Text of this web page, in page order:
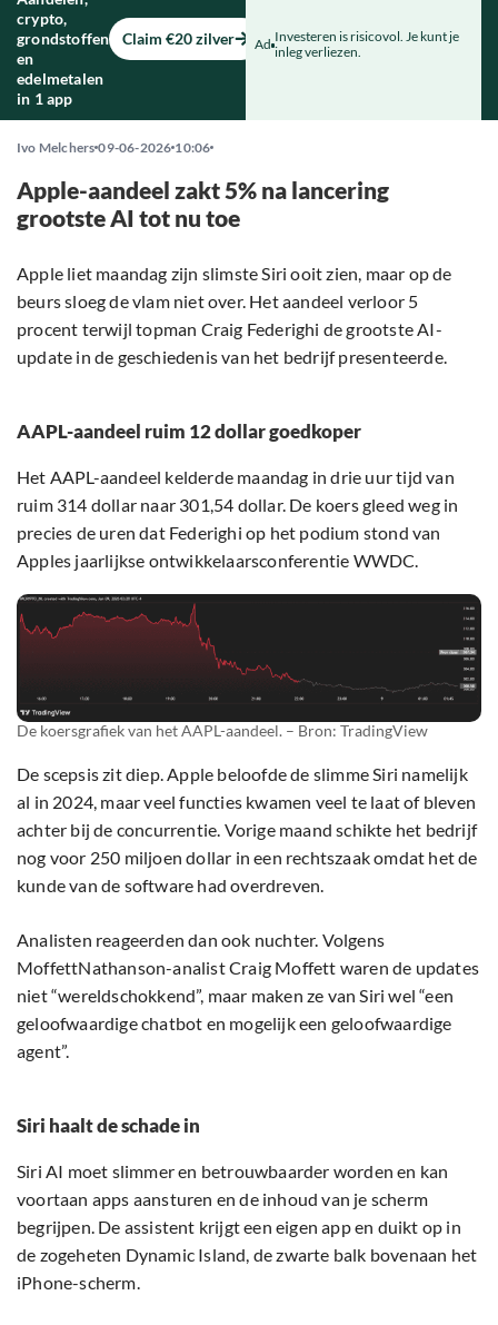
crypto,
grondstoffen
en
edelmetalen
in 1 app
Claim €20 zilver Ad Investeren is risicovol. Je kunt je
inleg verliezen.
Ivo Melchers 09-06-2026 10:06
Apple-aandeel zakt 5% na lancering
grootste AI tot nu toe
Apple liet maandag zijn slimste Siri ooit zien, maar op de
beurs sloeg de vlam niet over. Het aandeel verloor 5
procent terwijl topman Craig Federighi de grootste AI-
update in de geschiedenis van het bedrijf presenteerde.
AAPL-aandeel ruim 12 dollar goedkoper
Het AAPL-aandeel kelderde maandag in drie uur tijd van
ruim 314 dollar naar 301,54 dollar. De koers gleed weg in
precies de uren dat Federighi op het podium stond van
Apples jaarlijkse ontwikkelaarsconferentie WWDC.
De koersgrafiek van het AAPL-aandeel. – Bron: TradingView
De scepsis zit diep. Apple beloofde de slimme Siri namelijk
al in 2024, maar veel functies kwamen veel te laat of bleven
achter bij de concurrentie. Vorige maand schikte het bedrijf
nog voor 250 miljoen dollar in een rechtszaak omdat het de
kunde van de software had overdreven.
Analisten reageerden dan ook nuchter. Volgens
MoffettNathanson-analist Craig Moffett waren de updates
niet “wereldschokkend”, maar maken ze van Siri wel “een
geloofwaardige chatbot en mogelijk een geloofwaardige
agent”.
Siri haalt de schade in
Siri AI moet slimmer en betrouwbaarder worden en kan
voortaan apps aansturen en de inhoud van je scherm
begrijpen. De assistent krijgt een eigen app en duikt op in
de zogeheten Dynamic Island, de zwarte balk bovenaan het
iPhone-scherm.